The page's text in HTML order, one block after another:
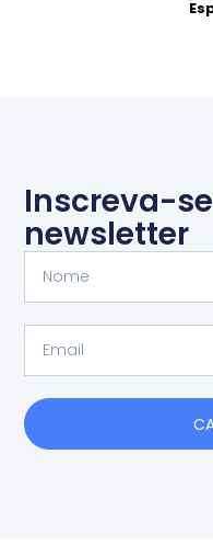
Inscreva-
newsletter